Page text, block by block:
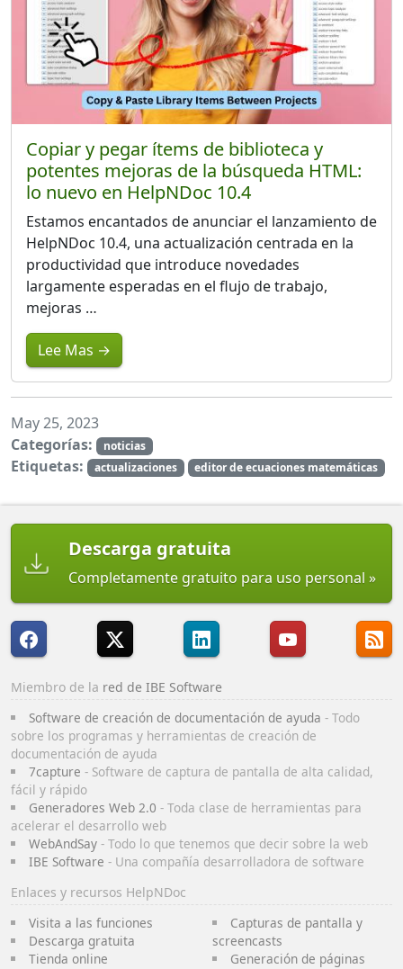
Copiar y pegar ítems de biblioteca y
potentes mejoras de la búsqueda HTML:
lo nuevo en HelpNDoc 10.4
Estamos encantados de anunciar el lanzamiento de
HelpNDoc 10.4, una actualización centrada en la
productividad que introduce novedades
largamente esperadas en el flujo de trabajo,
mejoras …
Lee Mas →
May 25, 2023
Categorías:
noticias
Etiquetas: actualizaciones editor de ecuaciones matemáticas
Descarga gratuita
Completamente gratuito para uso personal
Miembro de la red de IBE Software
Software de creación de documentación de ayuda - Todo
sobre los programas y herramientas de creación de
documentación de ayuda
7capture - Software de captura de pantalla de alta calidad,
fácil y rápido
Generadores Web 2.0 - Toda clase de herramientas para
acelerar el desarrollo web
WebAndSay- Todo lo que tenemos que decir sobre la web
IBE Software - Una compañía desarrolladora de software
Enlaces y recursos HelpNDoc
Visita a las funciones
Descarga gratuita
Tienda online
Capturas de pantalla y
screencasts
Generación de páginas